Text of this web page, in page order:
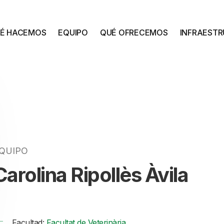
HACEMOS EQUIPO QUÉ OFRECEMOS
Ripollès Àvila